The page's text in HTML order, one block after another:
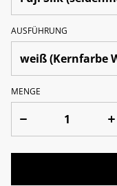
AUSFÜHRUNG
MENGE